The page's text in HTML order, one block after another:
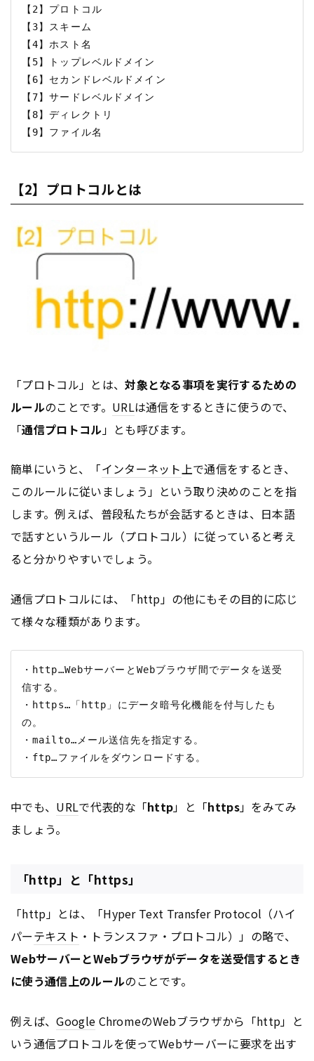
【2】プロトコル
【3】スキーム
【4】ホスト名
【5】トップレベルドメイン
【6】セカンドレベルドメイン
【7】サードレベルドメイン
【8】ディレクトリ
【2】プロトコルとは
「プロトコル」とは、対象となる事項を実行するための
ルールのことです。 URLは通信をするときに使うので、
「通信プロトコル 」とも呼びます。
簡単にいうと、「インターネット上で通信をするとき、
このルールに従いましょう」という取り決めのことを指
します。例えば、普段私たちが会話するときは、日本語
で話すというルール（プロトコル）に従っていると考え
ると分かりやすいでしょう。
通信プロトコルには、「http」の他にもその目的に応じ
て様々な種類があります。
・http…WebサーバーとWebブラウザ間でデータを送受
信する。
・https…「http」にデータ暗号化機能を付与したも
の。
・mailto…メール送信先を指定する。
中でも、 URLで代表的な「http」と「https」をみてみ
ましょう。
「http」と「https」
「http」とは、「Hyper Text Transfer Protocol（ハイ
パーテキスト ・トランスファ・プロトコル）」の略で、
WebサーバーとWebブラウザがデータを送受信するとき
に使う通信上のルールのことです。
例えば、Google ChromeのWebブラウザから「http」と
いう通信プロトコルを使ってWebサーバーに要求を出す